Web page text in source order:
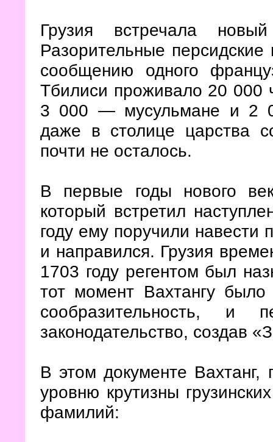
Грузия встречала
Разорительные
сообщению одного
Тбилиси проживало 20
3 000 — мусульмане и 2
даже в столице царства
почти не осталось.
В первые годы нового
который встретил
году ему поручили навести
и направился. Грузия
1703 году регентом был
тот момент Вахтангу
сообразительность, и
законодательство, создав
В этом документе Вахтанг,
уровню крутизны
фамилий: